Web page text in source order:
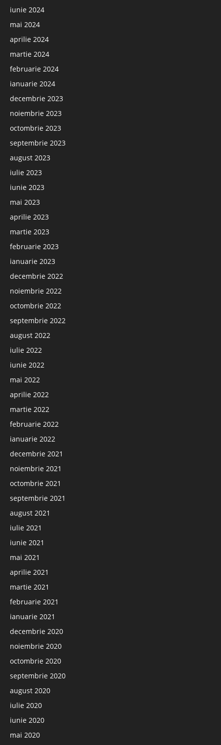
iunie 2024
mai 2024
aprilie 2024
martie 2024
februarie 2024
ianuarie 2024
decembrie 2023
noiembrie 2023
octombrie 2023
septembrie 2023
august 2023
iulie 2023
iunie 2023
mai 2023
aprilie 2023
martie 2023
februarie 2023
ianuarie 2023
decembrie 2022
noiembrie 2022
octombrie 2022
septembrie 2022
august 2022
iulie 2022
iunie 2022
mai 2022
aprilie 2022
martie 2022
februarie 2022
ianuarie 2022
decembrie 2021
noiembrie 2021
octombrie 2021
septembrie 2021
august 2021
iulie 2021
iunie 2021
mai 2021
aprilie 2021
martie 2021
februarie 2021
ianuarie 2021
decembrie 2020
noiembrie 2020
octombrie 2020
septembrie 2020
august 2020
iulie 2020
iunie 2020
mai 2020